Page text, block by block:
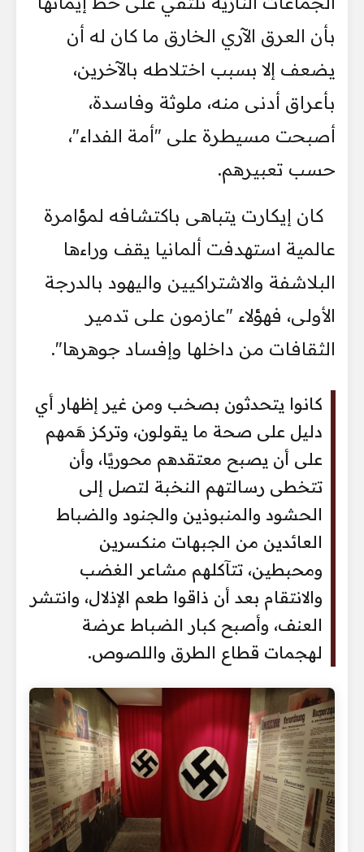
بأن العرق الآري الخارق ما كان له أن
يضعف إلا بسبب اختلاطه بالآخرين،
بأعراق أدنى منه، ملوثة وفاسدة،
أصبحت مسيطرة على "أمة الفداء"،
حسب تعبيرهم.
كان إيكارت يتباهى باكتشافه لمؤامرة
عالمية استهدفت ألمانيا يقف وراءها
البلاشفة والاشتراكيين واليهود بالدرجة
الأولى، فهؤلاء "عازمون على تدمير
الثقافات من داخلها وإفساد جوهرها".
كانوا يتحدثون بصخب ومن غير إظهار أي
دليل على صحة ما يقولون، وتركز هَمهم
على أن يصبح معتقدهم محوريًا، وأن
تتخطى رسالتهم النخبة لتصل إلى
الحشود والمنبوذين والجنود والضباط
العائدين من الجبهات منكسرين
ومحبطين، تتآكلهم مشاعر الغضب
والانتقام بعد أن ذاقوا طعم الإذلال، وانتشر
العنف، وأصبح كبار الضباط عرضة
لهجمات قطاع الطرق واللصوص.